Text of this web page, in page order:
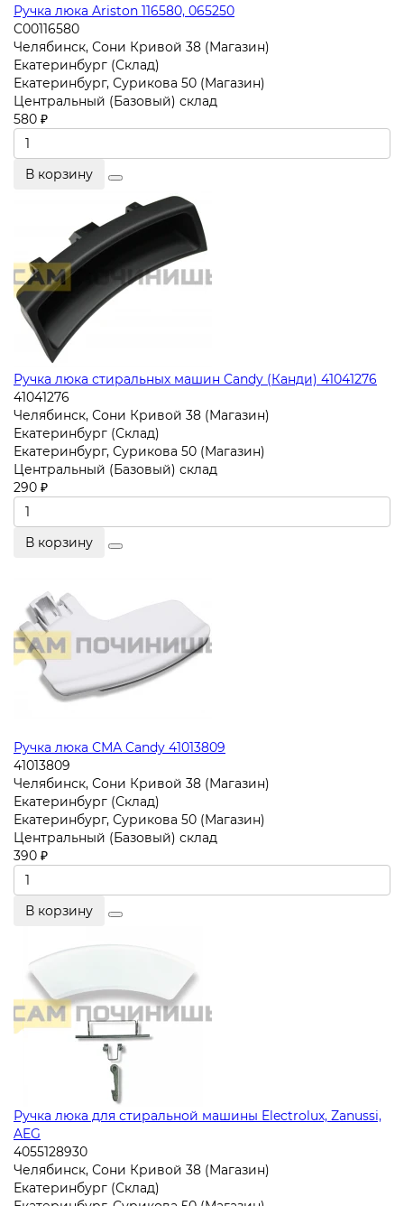
Ручка люка Ariston 116580, 065250
C00116580
Челябинск, Сони Кривой 38 (Магазин)
Екатеринбург (Склад)
Екатеринбург, Сурикова 50 (Магазин)
Центральный (Базовый) склад
580 ₽
В корзину
Ручка люка стиральных машин Candy (Канди) 41041276
41041276
Челябинск, Сони Кривой 38 (Магазин)
Екатеринбург (Склад)
Екатеринбург, Сурикова 50 (Магазин)
Центральный (Базовый) склад
290 ₽
В корзину
Ручка люка СМА Candy 41013809
41013809
Челябинск, Сони Кривой 38 (Магазин)
Екатеринбург (Склад)
Екатеринбург, Сурикова 50 (Магазин)
Центральный (Базовый) склад
390 ₽
В корзину
Ручка люка для стиральной машины Electrolux, Zanussi,
AEG
4055128930
Челябинск, Сони Кривой 38 (Магазин)
Екатеринбург (Склад)